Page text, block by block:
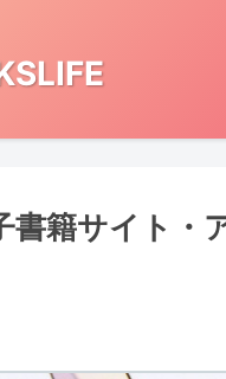
籍サイト・